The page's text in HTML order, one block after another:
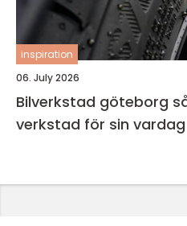
inspiration
06. July 2026
Bilverkstad göteborg så hittar bilägare rätt
verkstad för sin vardag